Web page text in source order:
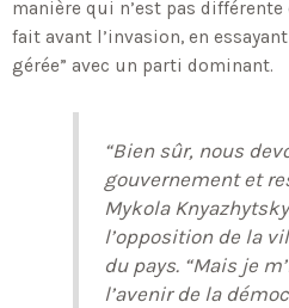
manière qui n’est pas
fait avant l’invasion, en
gérée” avec un parti dominant.
“Bien sûr, nous
gouvernement et
Mykola
l’opposition de la
du pays. “Mais je
l’avenir de la